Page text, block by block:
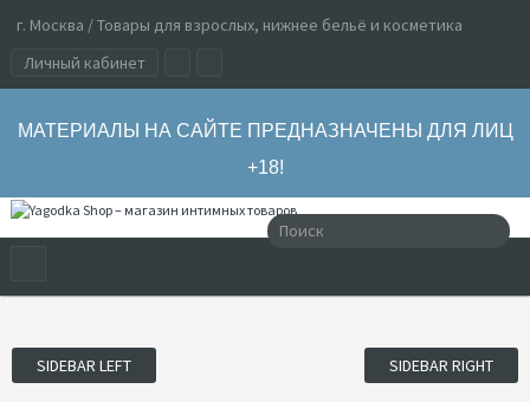
г. Москва / Товары для взрослых, нижнее бельё и косметика
Личный кабинет
МАТЕРИАЛЫ НА САЙТЕ ПРЕДНАЗНАЧЕНЫ ДЛЯ ЛИЦ
+18!
SIDEBAR LEFT SIDEBAR RIGHT